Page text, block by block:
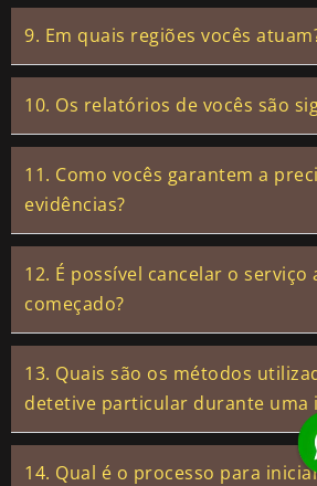
9. Em quais regiões vocês
10. Os relatórios de vocês são
11. Como vocês garantem a
evidências?
12. É possível cancelar o serviço
começado?
13. Quais são os métodos
detetive particular durante uma
14. Qual é o processo para